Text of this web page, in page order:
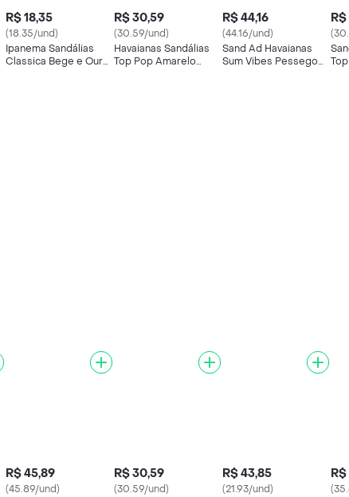
R$ 18,35
(18.35/und)
Ipanema Sandálias
Classica Bege e Ouro
R$ 30,59
(30.59/und)
Havaianas Sandálias
Top Pop Amarelo
R$ 44,16
(44.16/und)
Sand Ad Havaianas
Sum Vibes Pessego
R$ 45,89
(45.89/und)
R$ 30,59
(30.59/und)
R$ 43,85
(21.93/und)